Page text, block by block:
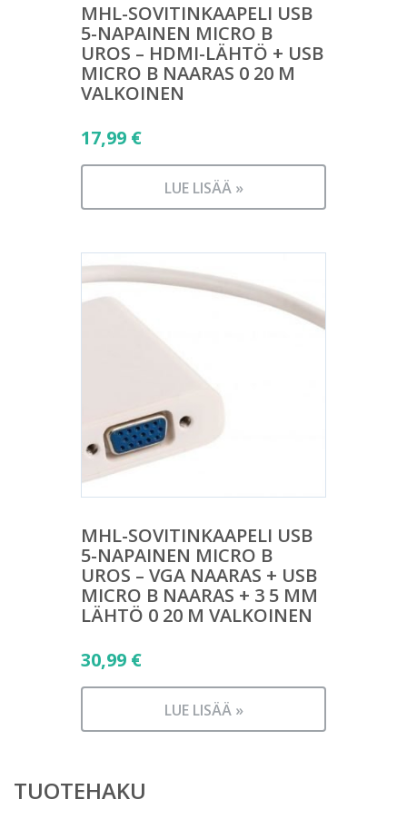
MHL-SOVITINKAAPELI USB
5-NAPAINEN MICRO B
UROS – HDMI-LÄHTÖ + USB
MICRO B NAARAS 0 20 M
VALKOINEN
17,99 €
LUE LISÄÄ »
MHL-SOVITINKAAPELI USB
5-NAPAINEN MICRO B
UROS – VGA NAARAS + USB
MICRO B NAARAS + 3 5 MM
LÄHTÖ 0 20 M VALKOINEN
30,99 €
LUE LISÄÄ »
TUOTEHAKU